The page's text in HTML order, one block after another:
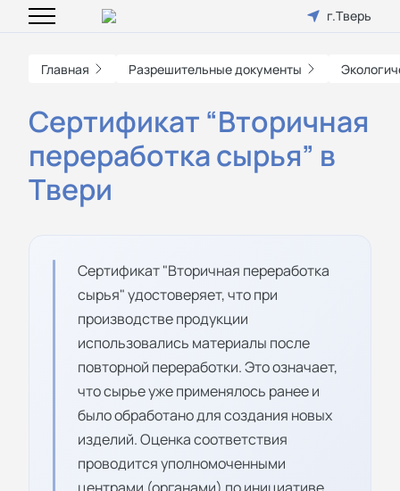
г.Тверь
Главная Разрешительные документы
Сертификат “Вторичная
переработка сырья” в
Твери
Сертификат "Вторичная переработка
сырья" удостоверяет, что при
производстве продукции
использовались материалы после
повторной переработки. Это означает,
что сырье уже применялось ранее и
было обработано для создания новых
изделий. Оценка соответствия
проводится уполномоченными
центрами (органами) по инициативе